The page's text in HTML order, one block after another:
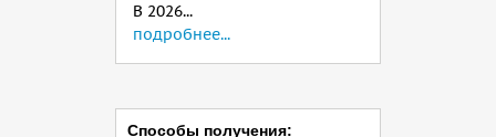
В 2026...
подробнее...
Способы получения: